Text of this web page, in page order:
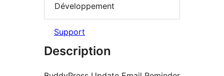
Développement
Support
Description